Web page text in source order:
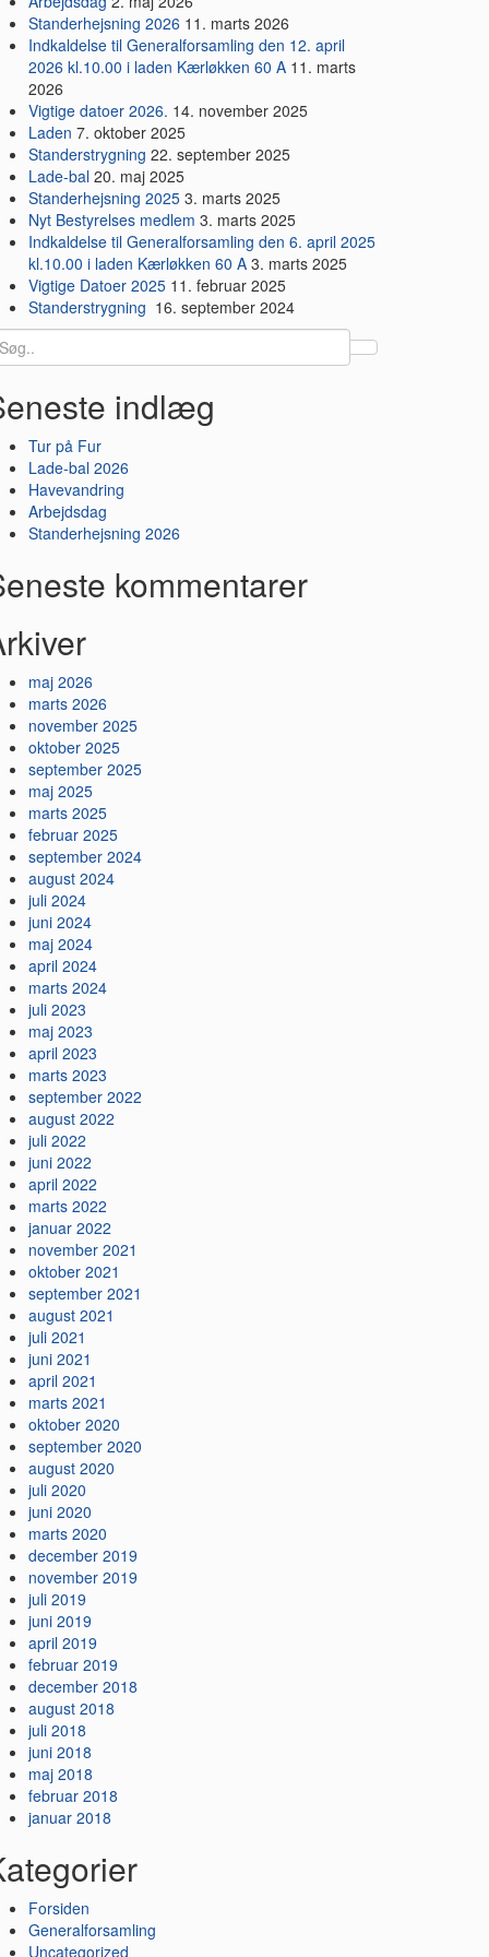
Standerhejsning 2026 11. marts 2026
Indkaldelse til Generalforsamling den 12. april
2026 kl.10.00 i laden Kærløkken 60 A 11. marts
2026
Vigtige datoer 2026. 14. november 2025
Laden 7. oktober 2025
Standerstrygning 22. september 2025
Lade-bal 20. maj 2025
Standerhejsning 2025 3. marts 2025
Nyt Bestyrelses medlem 3. marts 2025
Indkaldelse til Generalforsamling den 6. april 2025
kl.10.00 i laden Kærløkken 60 A 3. marts 2025
Vigtige Datoer 2025 11. februar 2025
Standerstrygning 16. september 2024
indlæg
Tur på Fur
Lade-bal 2026
Havevandring
Arbejdsdag
Standerhejsning 2026
kommentarer
maj 2026
marts 2026
november 2025
oktober 2025
september 2025
maj 2025
marts 2025
februar 2025
september 2024
august 2024
juli 2024
juni 2024
maj 2024
april 2024
marts 2024
juli 2023
maj 2023
april 2023
marts 2023
september 2022
august 2022
juli 2022
juni 2022
april 2022
marts 2022
januar 2022
november 2021
oktober 2021
september 2021
august 2021
juli 2021
juni 2021
april 2021
marts 2021
oktober 2020
september 2020
august 2020
juli 2020
juni 2020
marts 2020
december 2019
november 2019
juli 2019
juni 2019
april 2019
februar 2019
december 2018
august 2018
juli 2018
juni 2018
maj 2018
februar 2018
januar 2018
Forsiden
Generalforsamling
Uncategorized